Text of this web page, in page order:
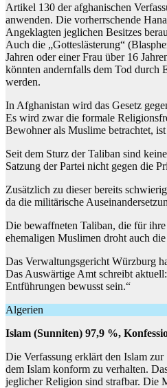
Artikel 130 der afghanischen
anwenden. Die vorherrschende
Angeklagten jeglichen Besitzes
Auch die „Gotteslästerung“
Jahren oder einer Frau über 16
könnten andernfalls dem Tod durch
werden.
In Afghanistan wird das Gesetz
Es wird zwar die formale
Bewohner als Muslime betrachtet,
Seit dem Sturz der Taliban sind
Satzung der Partei nicht gegen die
Zusätzlich zu dieser bereits
da die militärische
Die bewaffneten Taliban, die für
ehemaligen Muslimen droht auch
Das Verwaltungsgericht Würzburg
Das Auswärtige Amt schreibt
Entführungen bewusst sein.“
Algerien
Islam (Sunniten) 97,9 %,
Die Verfassung erklärt den Islam
dem Islam konform zu verhalten.
jeglicher Religion sind strafbar. Die